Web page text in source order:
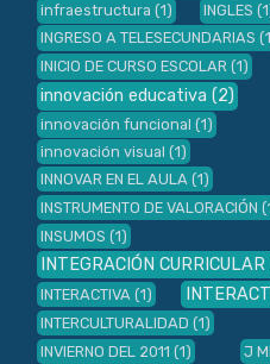
infraestructura (1) INGLES
INGRESO A TELESECUNDARIAS
INICIO DE CURSO ESCOLAR (1)
innovación educativa (2)
innovación funcional (1)
innovación visual (1)
INNOVAR EN EL AULA (1)
INSTRUMENTO DE VALORACIÓN
INSUMOS (1)
INTEGRACIÓN CURRICULAR
INTERACTIVA (1)
INTERCULTURALIDAD (1)
INVIERNO DEL 2011 (1) J